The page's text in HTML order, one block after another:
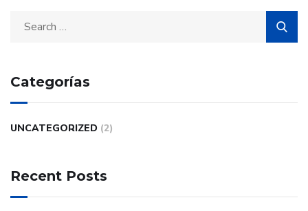
Categorías
UNCATEGORIZED (2)
Recent Posts